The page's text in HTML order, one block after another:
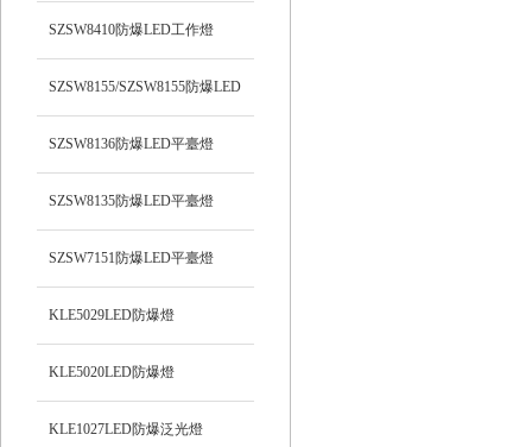
SZSW8410防爆LED工作燈
SZSW8155/SZSW8155防爆LED
平臺燈
SZSW8136防爆LED平臺燈
SZSW8135防爆LED平臺燈
SZSW7151防爆LED平臺燈
KLE5029LED防爆燈
KLE5020LED防爆燈
KLE1027LED防爆泛光燈